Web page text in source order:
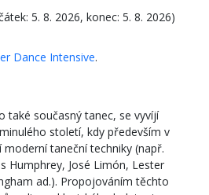
5. 8. 2026, konec: 5. 8. 2026)
Dance Intensive.
také současný tanec, se vyvíjí
století, kdy především v
taneční techniky (např.
Humphrey, José Limón, Lester
ad.). Propojováním těchto